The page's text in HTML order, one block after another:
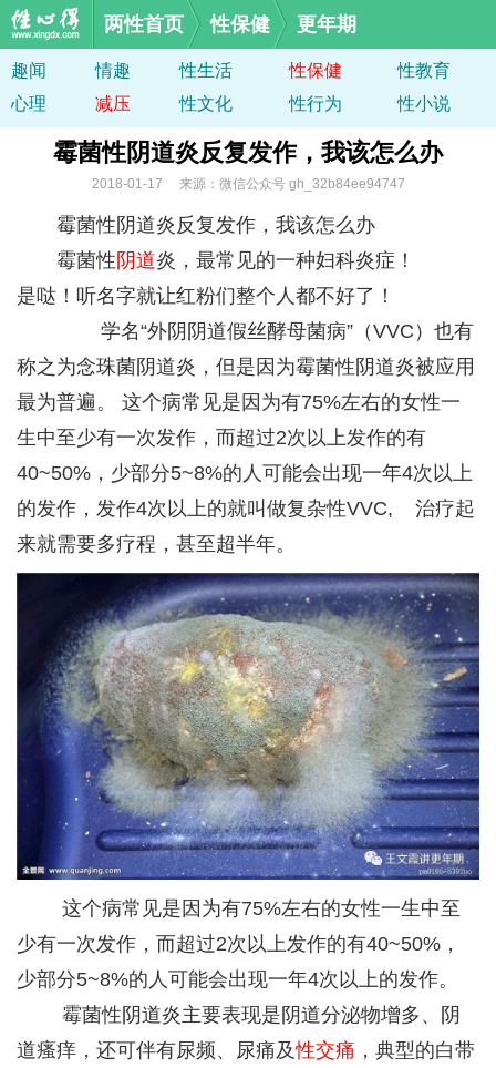
两性首页 性保健 更年期
趣闻 情趣 性生活 性保健
性教育
心理
减压 性文化 性行为 性小说
霉菌性阴道炎反复发作，我该怎么办
2018-01-17 来源：微信公众号 gh_32b84ee94747
霉菌性阴道炎反复发作，我该怎么办
霉菌性 阴道炎，最常见的一种妇科炎症！
是哒！听名字就让红粉们整个人都不好了！
学名“外阴阴道假丝酵母菌病”（VVC）也有
称之为念珠菌阴道炎，但是因为霉菌性阴道炎被应用
最为普遍。 这个病常见是因为有75%左右的女性一
生中至少有一次发作，而超过2次以上发作的有
40~50%，少部分5~8%的人可能会出现一年4次以上
的发作，发作4次以上的就叫做复杂性VVC, 治疗起
来就需要多疗程，甚至超半年。
这个病常见是因为有75%左右的女性一生中至
少有一次发作，而超过2次以上发作的有40~50%，
少部分5~8%的人可能会出现一年4次以上的发作。
霉菌性阴道炎主要表现是阴道分泌物增多、阴
道瘙痒，还可伴有尿频、尿痛及性交痛 ，典型的白带